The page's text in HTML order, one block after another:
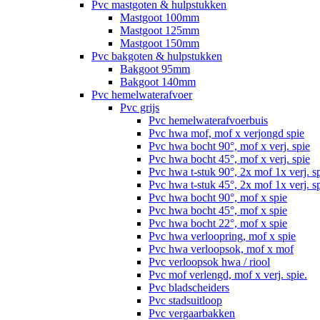
Pvc mastgoten & hulpstukken
Mastgoot 100mm
Mastgoot 125mm
Mastgoot 150mm
Pvc bakgoten & hulpstukken
Bakgoot 95mm
Bakgoot 140mm
Pvc hemelwaterafvoer
Pvc grijs
Pvc hemelwaterafvoerbuis
Pvc hwa mof, mof x verjongd spie
Pvc hwa bocht 90°, mof x verj. spie
Pvc hwa bocht 45°, mof x verj. spie
Pvc hwa t-stuk 90°, 2x mof 1x verj.
Pvc hwa t-stuk 45°, 2x mof 1x verj.
Pvc hwa bocht 90°, mof x spie
Pvc hwa bocht 45°, mof x spie
Pvc hwa bocht 22°, mof x spie
Pvc hwa verloopring, mof x spie
Pvc hwa verloopsok, mof x mof
Pvc verloopsok hwa / riool
Pvc mof verlengd, mof x verj. spie.
Pvc bladscheiders
Pvc stadsuitloop
Pvc vergaarbakken